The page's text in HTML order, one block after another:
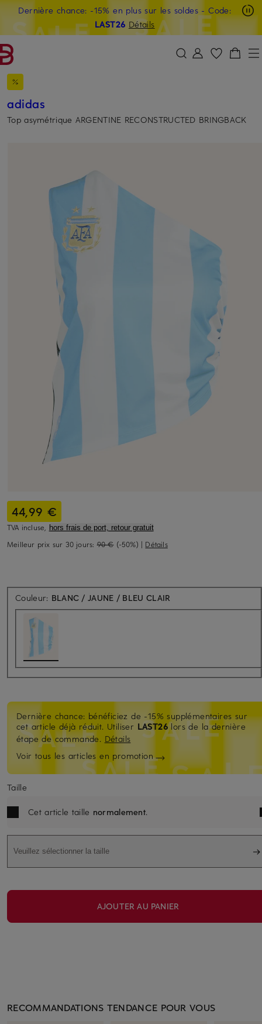
PASSER AU CONTENU PRINCIPAL PASSER AU CHAMP DE
Dernière chance: -15% en plus sur les soldes - Code:
LAST26 Détails
adidas
Top asymétrique ARGENTINE RECONSTRUCTED BRINGBACK
44,99 €
TVA incluse, hors frais de port, retour gratuit
Meilleur prix sur 30 jours:90 € (-50%) | Détails
Couleur: BLANC / JAUNE / BLEU CLAIR
Dernière chance: bénéficiez de -15% supplémentaires sur
cet article déjà réduit. Utiliser LAST26lors de la dernière
étape de commande. Détails
Voir tous les articles en promotion
Taille
Cet article taille normalement.
Veuillez sélectionner la taille
AJOUTER AU PANIER
RECOMMANDATIONS TENDANCE POUR VOUS